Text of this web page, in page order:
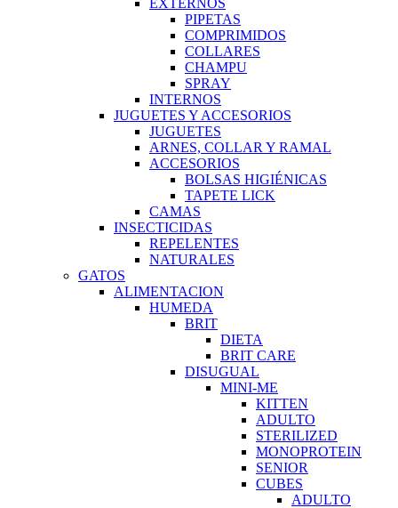
PIPETAS
COMPRIMIDOS
COLLARES
CHAMPU
SPRAY
INTERNOS
JUGUETES Y ACCESORIOS
JUGUETES
ARNES, COLLAR Y RAMAL
ACCESORIOS
BOLSAS HIGIÉNICAS
TAPETE LICK
CAMAS
INSECTICIDAS
REPELENTES
NATURALES
GATOS
ALIMENTACION
HUMEDA
BRIT
DIETA
BRIT CARE
DISUGUAL
MINI-ME
KITTEN
ADULTO
STERILIZED
MONOPROTEIN
SENIOR
CUBES
ADULTO